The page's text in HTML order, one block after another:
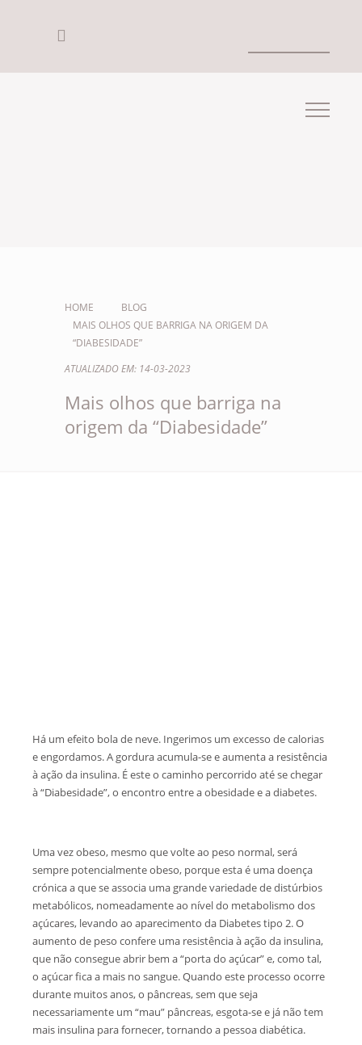
HOME
BLOG
MAIS OLHOS QUE BARRIGA NA ORIGEM DA
“DIABESIDADE”
ATUALIZADO EM: 14-03-2023
Mais olhos que barriga na
origem da “Diabesidade”
Há um efeito bola de neve. Ingerimos um excesso de calorias
e engordamos. A gordura acumula-se e aumenta a resistência
à ação da insulina. É este o caminho percorrido até se chegar
à “Diabesidade”, o encontro entre a obesidade e a diabetes.
Uma vez obeso, mesmo que volte ao peso normal, será
sempre potencialmente obeso, porque esta é uma doença
crónica a que se associa uma grande variedade de distúrbios
metabólicos, nomeadamente ao nível do metabolismo dos
açúcares, levando ao aparecimento da Diabetes tipo 2. O
aumento de peso confere uma resistência à ação da insulina,
que não consegue abrir bem a “porta do açúcar” e, como tal,
o açúcar fica a mais no sangue. Quando este processo ocorre
durante muitos anos, o pâncreas, sem que seja
necessariamente um “mau” pâncreas, esgota-se e já não tem
mais insulina para fornecer, tornando a pessoa diabética.